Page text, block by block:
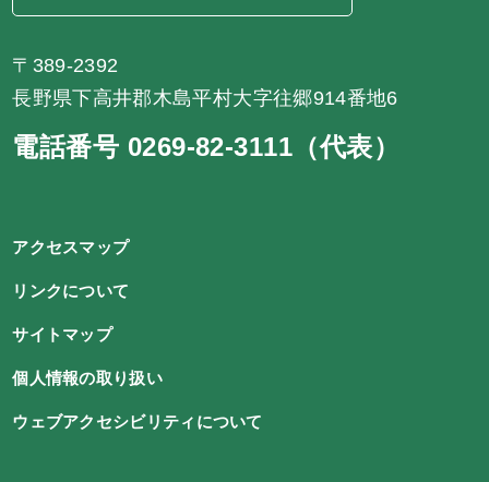
〒389-2392
長野県下高井郡木島平村大字往郷914番地6
電話番号 0269-82-3111（代表）
アクセスマップ
リンクについて
サイトマップ
個人情報の取り扱い
ウェブアクセシビリティについて